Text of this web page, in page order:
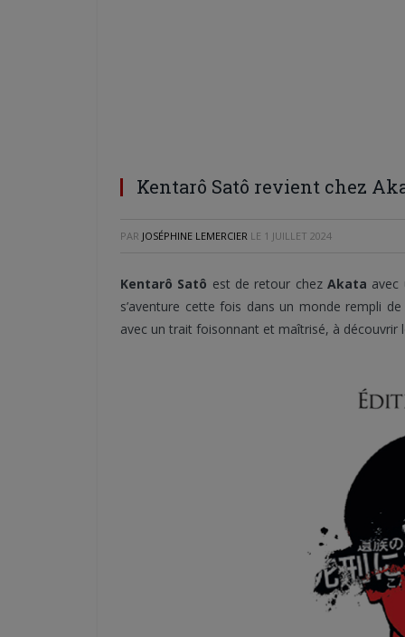
Kentarô Satô revient chez
PAR JOSÉPHINE LEMERCIER LE 1 JUILLET 2024
Kentarô Satô est de retour chezAkata avec
s’aventure cette fois dans un monde rempli
avec un trait foisonnant et maîtrisé, à découvrir